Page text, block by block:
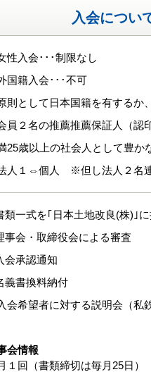
入会につい
性入会･･･制限なし
国籍入会･･･不可
則として日本国籍を有するか
員２名の推薦推薦保証人（認
25歳以上の社会人として豊
人１⇔個人 ※但し法人２名
類一式を｢日本土地改良(株)｣
事会・取締役会による審査
会承認通知
義書換料納付
会希望者に対する説明会（私
会情報
１回（書類締切は毎月25日）